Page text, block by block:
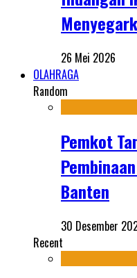
26 Mei 2026
OLAHRAGA
Random
Pemkot
Banten
30 Desember
Recent